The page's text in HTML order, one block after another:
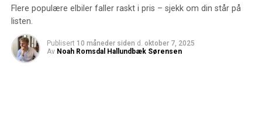
Flere populære elbiler faller raskt i pris – sjekk om din står på
listen.
Publisert 10 måneder siden d. oktober 7, 2025
Av Noah Romsdal Hallundbæk Sørensen